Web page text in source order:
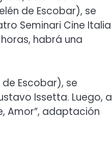
de Escobar), se
Seminari Cine Italia
habrá una
Escobar), se
Issetta. Luego, a
Amor”, adaptación